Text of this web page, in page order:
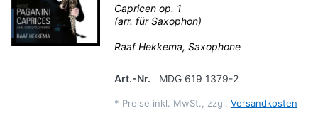
Capricen op. 1
(arr. für Saxophon)
Raaf Hekkema, Saxophone
Art.-Nr. MDG 619 1379-2
* Preise inkl. MwSt., zzgl. Versandkosten